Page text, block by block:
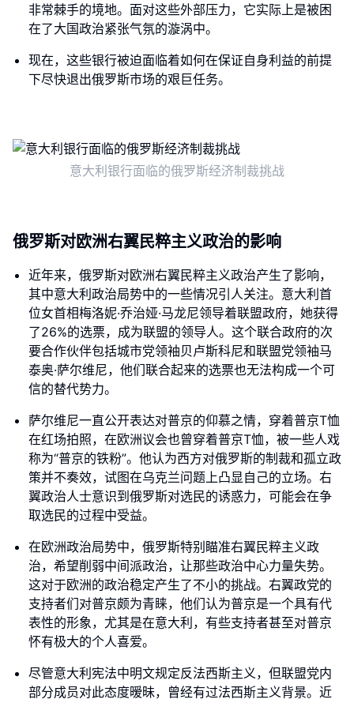
非常棘手的境地。面对这些外部压力，它实际上是被困
在了大国政治紧张气氛的漩涡中。
现在，这些银行被迫面临着如何在保证自身利益的前提
下尽快退出俄罗斯市场的艰巨任务。
意大利银行面临的俄罗斯经济制裁挑战
俄罗斯对欧洲右翼民粹主义政治的影响
近年来，俄罗斯对欧洲右翼民粹主义政治产生了影响，
其中意大利政治局势中的一些情况引人关注。意大利首
位女首相梅洛妮·乔治娅·马龙尼领导着联盟政府，她获得
了26%的选票，成为联盟的领导人。这个联合政府的次
要合作伙伴包括城市党领袖贝卢斯科尼和联盟党领袖马
泰奥·萨尔维尼，他们联合起来的选票也无法构成一个可
信的替代势力。
萨尔维尼一直公开表达对普京的仰慕之情，穿着普京T恤
在红场拍照，在欧洲议会也曾穿着普京T恤，被一些人戏
称为“普京的铁粉”。他认为西方对俄罗斯的制裁和孤立政
策并不奏效，试图在乌克兰问题上凸显自己的立场。右
翼政治人士意识到俄罗斯对选民的诱惑力，可能会在争
取选民的过程中受益。
在欧洲政治局势中，俄罗斯特别瞄准右翼民粹主义政
治，希望削弱中间派政治，让那些政治中心力量失势。
这对于欧洲的政治稳定产生了不小的挑战。右翼政党的
支持者们对普京颇为青睐，他们认为普京是一个具有代
表性的形象，尤其是在意大利，有些支持者甚至对普京
怀有极大的个人喜爱。
尽管意大利宪法中明文规定反法西斯主义，但联盟党内
部分成员对此态度暧昧，曾经有过法西斯主义背景。近